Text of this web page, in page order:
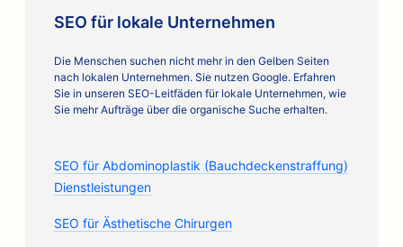
SEO für lokale Unternehmen
Die Menschen suchen nicht mehr in den Gelben Seiten
nach lokalen Unternehmen. Sie nutzen Google. Erfahren
Sie in unseren SEO-Leitfäden für lokale Unternehmen, wie
Sie mehr Aufträge über die organische Suche erhalten.
SEO für Abdominoplastik (Bauchdeckenstraffung)
Dienstleistungen
SEO für Ästhetische Chirurgen